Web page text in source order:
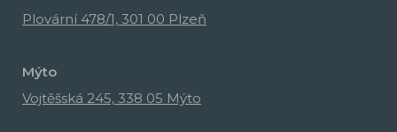
Plovární 478/1, 301 00 Plzeň
Mýto
Vojtěšská 245, 338 05 Mýto